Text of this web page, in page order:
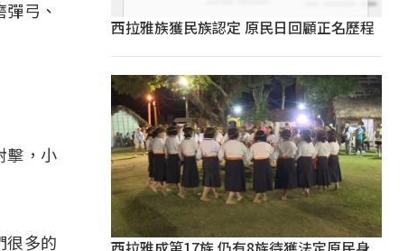
弓、
擊，小
很多的
西拉雅族獲民族認定 原民日回顧正名歷程